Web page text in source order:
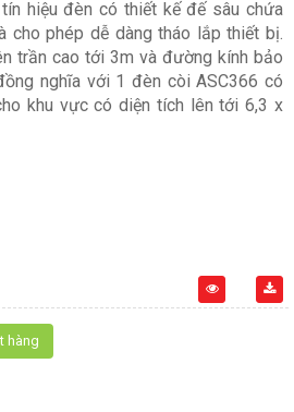
hiệu đèn có thiết kế đế sâu chứa
cho phép dễ dàng tháo lắp thiết bị.
trần cao tới 3m và đường kính bảo
nghĩa với 1 đèn còi ASC366 có
khu vực có diện tích lên tới 6,3 x
hàng